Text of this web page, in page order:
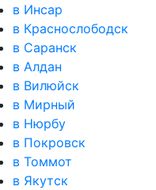
в Инсар
в Краснослободск
в Саранск
в Алдан
в Вилюйск
в Мирный
в Нюрбу
в Покровск
в Томмот
в Якутск